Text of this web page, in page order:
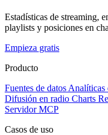
Estadísticas de streaming,
playlists y posiciones en
Empieza gratis
Producto
Fuentes de datos Analíticas
Difusión en radio Charts
Servidor MCP
Casos de uso